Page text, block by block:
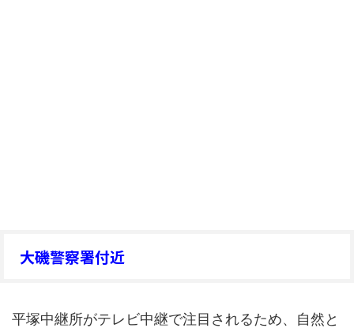
大磯警察署付近
平塚中継所がテレビ中継で注目されるため、自然と